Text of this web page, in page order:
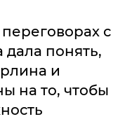
с
понять,
и
на то, чтобы